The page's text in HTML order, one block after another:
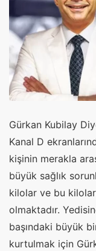
Gürkan Kubilay
Kanal D
kişinin merakla
büyük sağlık
kilolar ve bu
olmaktadır.
başındaki büyük
kurtulmak için